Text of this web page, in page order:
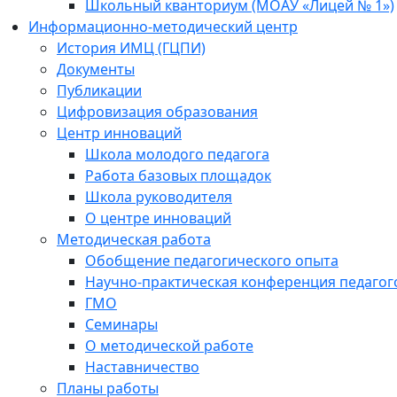
Школьный кванториум (МОАУ «Лицей № 1»)
Информационно-методический центр
История ИМЦ (ГЦПИ)
Документы
Публикации
Цифровизация образования
Центр инноваций
Школа молодого педагога
Работа базовых площадок
Школа руководителя
О центре инноваций
Методическая работа
Обобщение педагогического опыта
Научно-практическая конференция
ГМО
Семинары
О методической работе
Наставничество
Планы работы